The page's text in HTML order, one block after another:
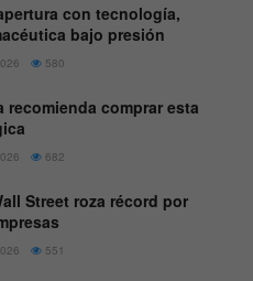
con tecnología,
bajo presión
580
recomienda comprar esta
682
Street roza récord por
551